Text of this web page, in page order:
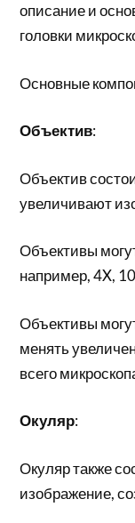
описание и
головки
Основные
Объектив:
Объектив
увеличивают
Объективы
например, 4X,
Объективы
менять
всего
Окуляр:
Окуляр также
изображение,